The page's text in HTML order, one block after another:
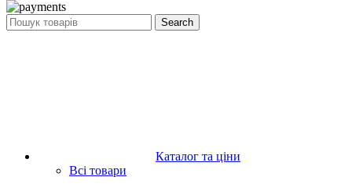
Search
Каталог та ціни
Всі товари